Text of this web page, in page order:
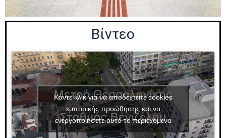
Βίντεο
Κάντε κλικ για να αποδεχτείτε cookies
εμπορικής προώθησης και να
ενεργοποιήσετε αυτό το περιεχόμενο